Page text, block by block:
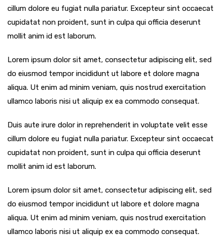
cillum dolore eu fugiat nulla pariatur. Excepteur sint occaecat
cupidatat non proident, sunt in culpa qui officia deserunt
mollit anim id est laborum.
Lorem ipsum dolor sit amet, consectetur adipiscing elit, sed
do eiusmod tempor incididunt ut labore et dolore magna
aliqua. Ut enim ad minim veniam, quis nostrud exercitation
ullamco laboris nisi ut aliquip ex ea commodo consequat.
Duis aute irure dolor in reprehenderit in voluptate velit esse
cillum dolore eu fugiat nulla pariatur. Excepteur sint occaecat
cupidatat non proident, sunt in culpa qui officia deserunt
mollit anim id est laborum.
Lorem ipsum dolor sit amet, consectetur adipiscing elit, sed
do eiusmod tempor incididunt ut labore et dolore magna
aliqua. Ut enim ad minim veniam, quis nostrud exercitation
ullamco laboris nisi ut aliquip ex ea commodo consequat.